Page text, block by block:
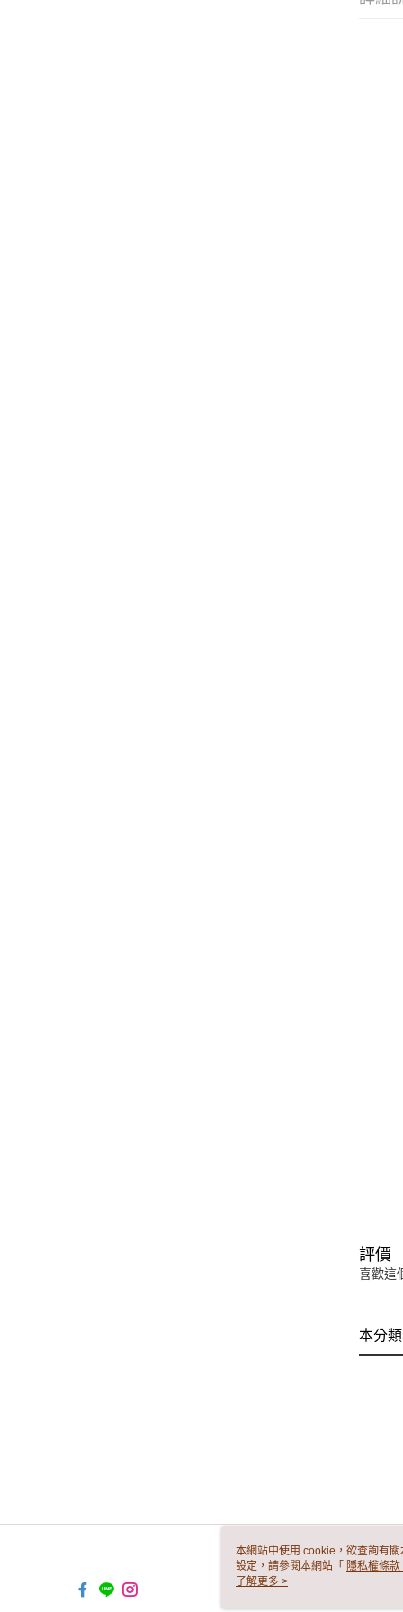
評價
喜歡這
本分
本網站中使用 cookie，欲查詢有
設定，請參閱本網站「 隱私權條款
使用 cookie。
了解更多 >